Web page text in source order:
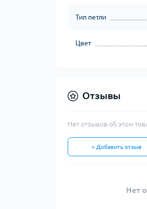
Тип петли
Цвет
Отзывы
Нет отзывов об этом
+ Добавить отзыв
Нет